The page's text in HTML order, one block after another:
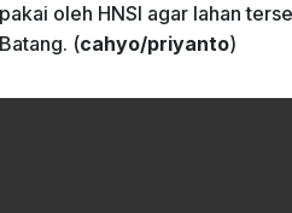
oleh HNSI agar lahan
(cahyo/priyanto)